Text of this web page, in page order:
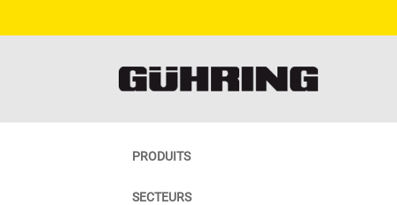
PRODUITS
SECTEURS